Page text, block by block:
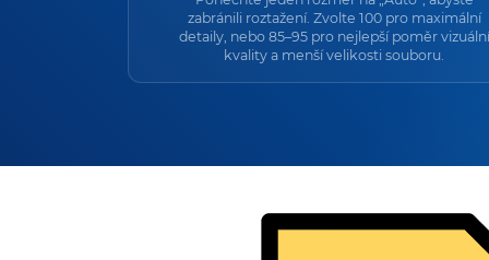
zabránili roztažení. Zvolte 100 pro maximální
detaily, nebo 85–95 pro nejlepší poměr vizuální
kvality a menší velikosti souboru.